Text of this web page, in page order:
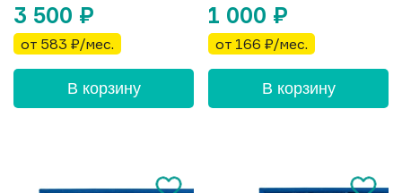
3 500 ₽
от 583 ₽/мес.
В корзину
1 000 ₽
от 166 ₽/мес.
В корзину